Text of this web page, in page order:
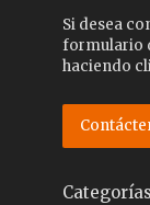
Si desea
formulario
haciendo
Categorías